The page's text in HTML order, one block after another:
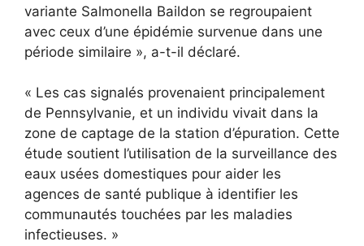
variante Salmonella Baildon se regroupaient
avec ceux d’une épidémie survenue dans une
période similaire », a-t-il déclaré.
« Les cas signalés provenaient principalement
de Pennsylvanie, et un individu vivait dans la
zone de captage de la station d’épuration. Cette
étude soutient l’utilisation de la surveillance des
eaux usées domestiques pour aider les
agences de santé publique à identifier les
communautés touchées par les maladies
infectieuses. »